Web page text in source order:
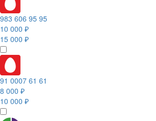
983 606 95 95
10 000 ₽
15 000 ₽
91 0007 61 61
8 000 ₽
10 000 ₽